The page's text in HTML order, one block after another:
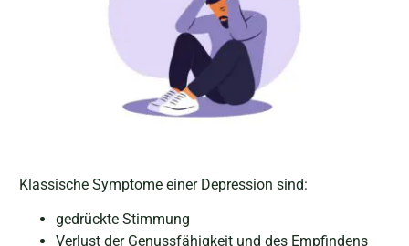
Klassische Symptome einer Depression sind:
gedrückte Stimmung
Verlust der Genussfähigkeit und des Empfindens